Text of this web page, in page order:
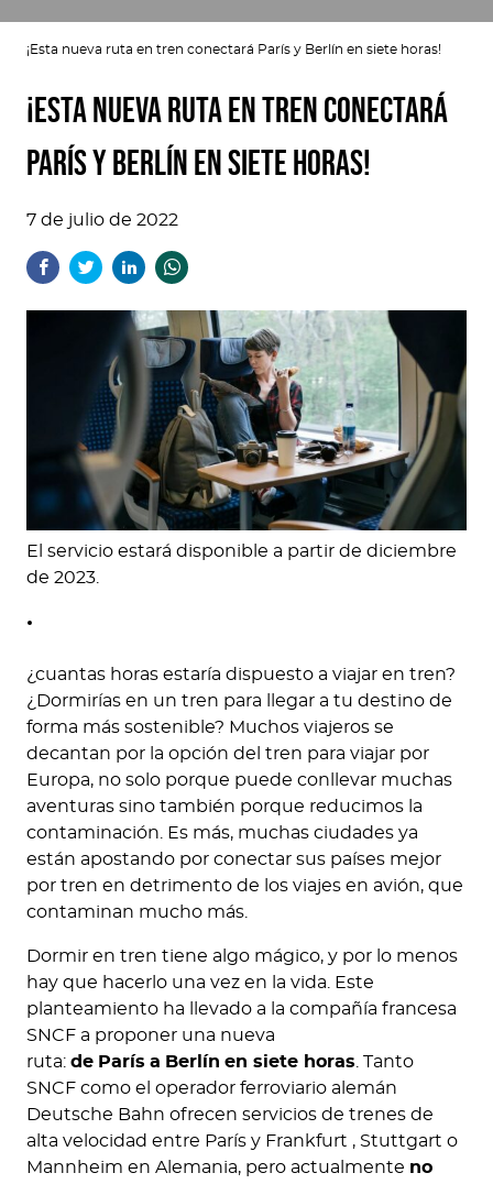
¡Esta nueva ruta en tren conectará París y Berlín en siete horas!
¡Esta nueva ruta en tren conectará
París y Berlín en siete horas!
7 de julio de 2022
El servicio estará disponible a partir de diciembre
de 2023.
¿cuantas horas estaría dispuesto a viajar en tren?
¿Dormirías en un tren para llegar a tu destino de
forma más sostenible? Muchos viajeros se
decantan por la opción del tren para viajar por
Europa, no solo porque puede conllevar muchas
aventuras sino también porque reducimos la
contaminación. Es más, muchas ciudades ya
están apostando por conectar sus países mejor
por tren en detrimento de los viajes en avión, que
contaminan mucho más.
Dormir en tren tiene algo mágico, y por lo menos
hay que hacerlo una vez en la vida. Este
planteamiento ha llevado a la compañía francesa
SNCF a proponer una nueva
ruta: de París a Berlín en siete horas. Tanto
SNCF como el operador ferroviario alemán
Deutsche Bahn ofrecen servicios de trenes de
alta velocidad entre París y Frankfurt , Stuttgart o
Mannheim en Alemania, pero actualmente no